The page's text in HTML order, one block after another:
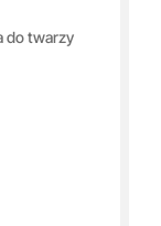
do twarzy